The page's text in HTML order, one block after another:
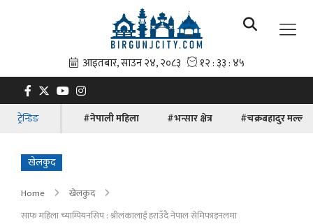
ट्रेन्डिङ #नेपाली महिला #भन्सार क्षेत्र #चक्रबहादुर मल्ल
खेलकुद
Home
खेलकुद
साफ महिला च्याम्पियनसिप : श्रीलंकालाई हराउँदै नेपाल सेमिफाइनलमा